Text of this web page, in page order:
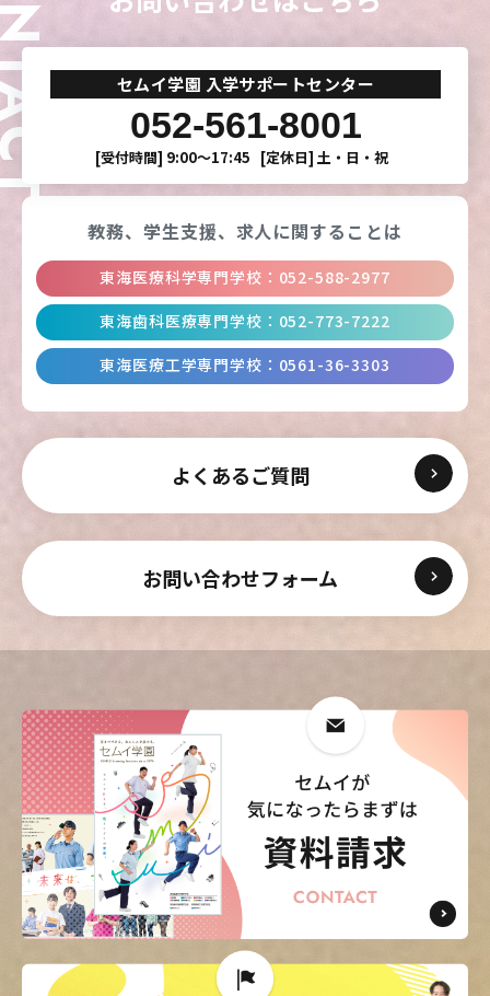
セムイ学園 入学サポートセンター
052-561-8001
[受付時間] 9:00〜17:45 [定休日] 土・日・祝
よくあるご質問
お問い合わせフォーム
教務、学生支援、 求人に関することは
東海医療科学専門学校 ： 052-588-2977
東海歯科医療専門学校 ： 052-773-7222
東海医療工学専門学校 ： 0561-36-3303
東海歯科医療
専門学校
東海医療工学
専門学校
東海歯科医療
専門学校
東海医療工学
専門学校
東海歯科医療
専門学校
東海医療工学
専門学校
東海歯科医療
専門学校
東海医療工学
専門学校